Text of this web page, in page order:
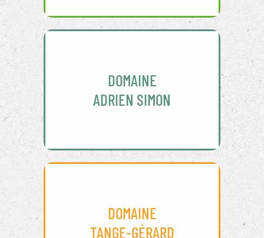
DOMAINE
ADRIEN SIMON
DOMAINE
TANGE-GÉRARD